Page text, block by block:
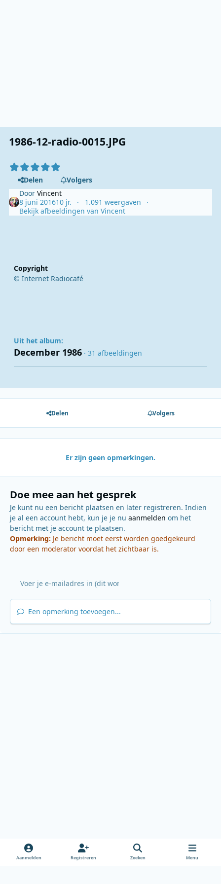
1986-12-radio-0015.JPG
Delen
Volgers
DoorVincent
8 juni 201610 jr.
1.091 weergaven
Bekijk afbeeldingen van Vincent
Copyright
© Internet Radiocafé
Uit het album:
December 1986 · 31 afbeeldingen
Delen Volgers
Er zijn geen opmerkingen.
Doe mee aan het gesprek
Je kunt nu een bericht plaatsen en later registreren. Indien
je al een account hebt, kun je je nu aanmelden om het
bericht met je account te plaatsen.
Opmerking: Je bericht moet eerst worden goedgekeurd
door een moderator voordat het zichtbaar is.
Een opmerking toevoegen...
Aanmelden Registreren Zoeken Menu